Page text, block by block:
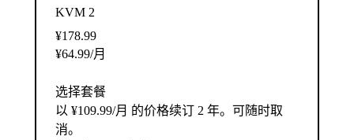
KVM 2
¥178.99
¥64.99/月
选择套餐
以 ¥109.99/月 的价格续订 2 年。可随时取
消。